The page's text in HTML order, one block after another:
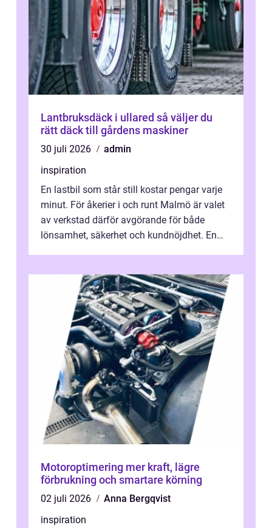
Lantbruksdäck i ullared så väljer du
rätt däck till gårdens maskiner
30 juli 2026
admin
inspiration
En lastbil som står still kostar pengar varje
minut. För åkerier i och runt Malmö är valet
av verkstad därför avgörande för både
lönsamhet, säkerhet och kundnöjdhet. En
Motoroptimering mer kraft, lägre
förbrukning och smartare körning
02 juli 2026
Anna Bergqvist
inspiration